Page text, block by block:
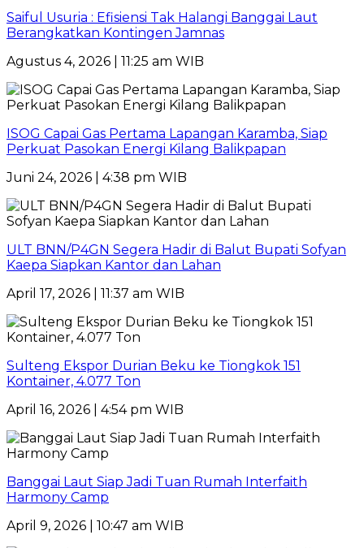
Saiful Usuria : Efisiensi Tak Halangi Banggai Laut
Berangkatkan Kontingen Jamnas
Agustus 4, 2026 | 11:25 am WIB
ISOG Capai Gas Pertama Lapangan Karamba, Siap
Perkuat Pasokan Energi Kilang Balikpapan
Juni 24, 2026 | 4:38 pm WIB
ULT BNN/P4GN Segera Hadir di Balut Bupati Sofyan
Kaepa Siapkan Kantor dan Lahan
April 17, 2026 | 11:37 am WIB
Sulteng Ekspor Durian Beku ke Tiongkok 151
Kontainer, 4.077 Ton
April 16, 2026 | 4:54 pm WIB
Banggai Laut Siap Jadi Tuan Rumah Interfaith
Harmony Camp
April 9, 2026 | 10:47 am WIB